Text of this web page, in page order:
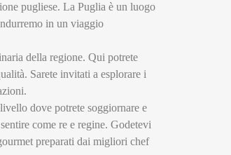
pugliese. La Puglia è un luogo
in un viaggio
della regione. Qui potrete
Sarete invitati a esplorare i
dove potrete soggiornare e
come re e regine. Godetevi
preparati dai migliori chef